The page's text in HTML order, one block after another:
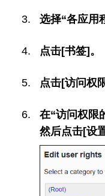
选择“各应用
点击[书签]。
点击[访问权
在“访问权限
然后点击[设